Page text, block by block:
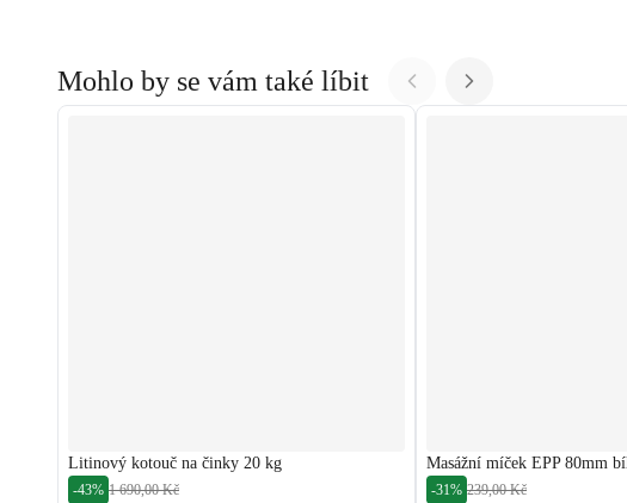
Mohlo by se vám také líbit
Litinový kotouč na činky 20 kg
-43% 1 690,00 Kč
Masážní míček EPP 80mm
-31% 239,00 Kč